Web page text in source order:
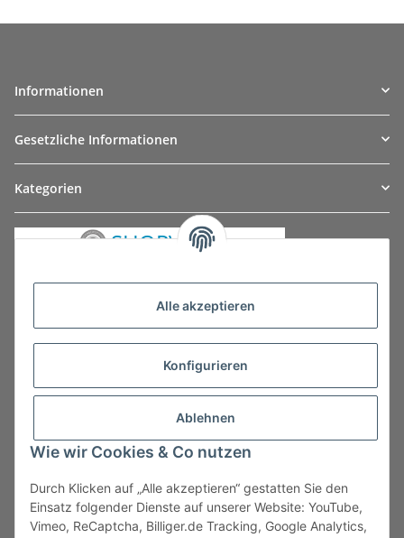
Informationen
Gesetzliche Informationen
Kategorien
Vertrag widerrufen
Alle akzeptieren
Konfigurieren
Ablehnen
Wie wir Cookies & Co nutzen
Durch Klicken auf „Alle akzeptieren“ gestatten Sie den
Einsatz folgender Dienste auf unserer Website: YouTube,
Vimeo, ReCaptcha, Billiger.de Tracking, Google Analytics,